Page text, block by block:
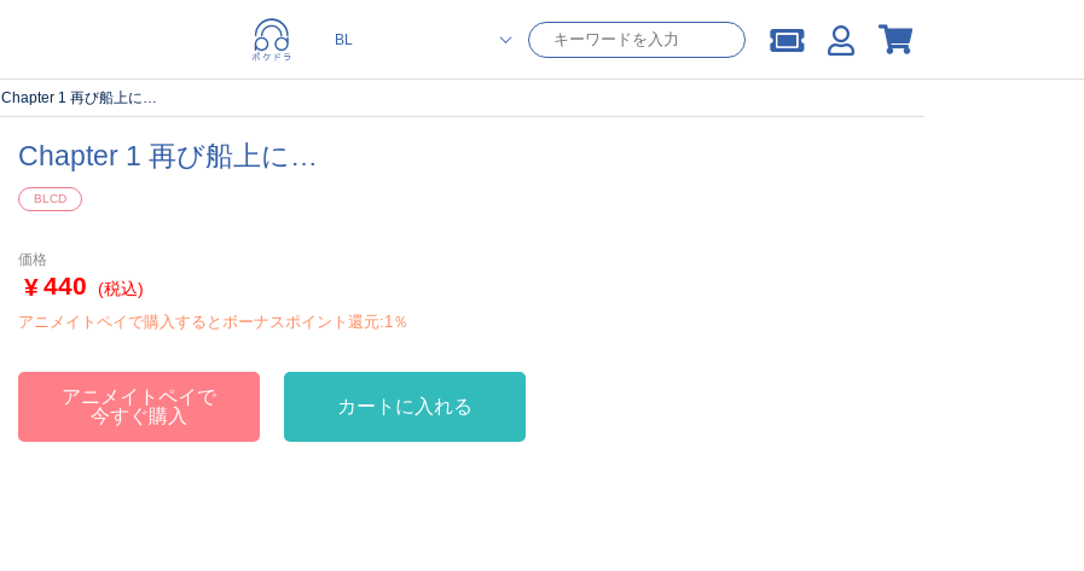
Chapter 1 再び船上に…
Chapter 1 再び船上に…
BLCD
価格
440 (税込)
アニメイトペイで購入するとボーナスポイント還元:1％
アニメイトペイで
今すぐ購入
カートに入れる